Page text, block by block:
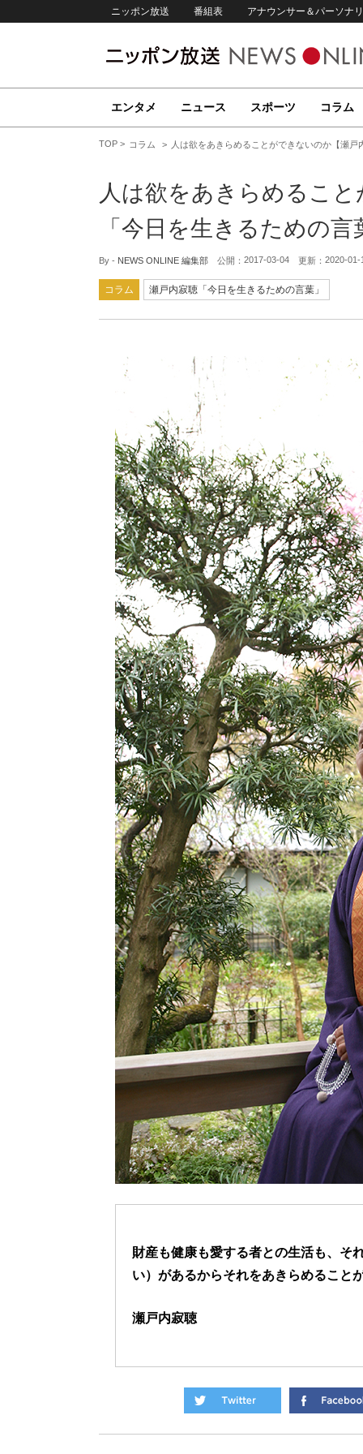
ニッポン放送 番組表 アナウンサー＆パーソナ
エンタメ ニュース スポーツ コラム
TOP コラム 人は欲をあきらめることができないのか【瀬
人は欲をあきらめるこ
「今日を生きるための
By - NEWS ONLINE 編集部 公開： 2017-03-04 更新： 2020-01-
コラム 瀬戸内寂聴「今日を生きるための言葉」
財産も健康も愛する者との生活も、そ
い）があるからそれをあきらめること
瀬戸内寂聴